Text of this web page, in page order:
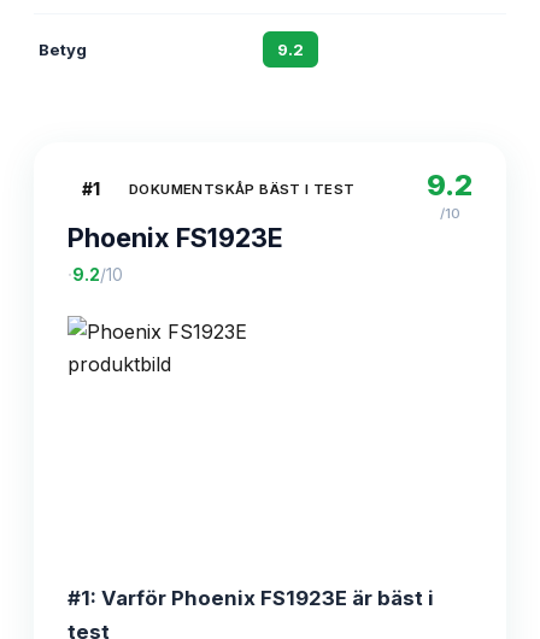
Betyg 9.2
#1 DOKUMENTSKÅP BÄST I TEST
Phoenix FS1923E
·9.2/10
9.2
/10
#1: Varför Phoenix FS1923E är bäst i
test